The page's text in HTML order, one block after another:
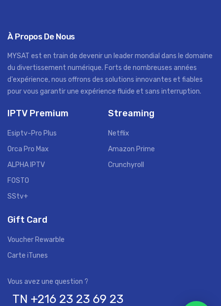
À Propos De Nous
MYSAT est en train de devenir un leader mondial dans le domaine
du divertissement numérique. Forts de nombreuses années
d'expérience, nous offrons des solutions innovantes et fiables
pour vous garantir une expérience fluide et sans interruption.
IPTV Premium
Esiptv-Pro Plus
Orca Pro Max
ALPHA IPTV
FOSTO
SStv+
Streaming
Netflix
Amazon Prime
Crunchyroll
Gift Card
Voucher Rewarble
Carte iTunes
TN +216 23 23 69 23